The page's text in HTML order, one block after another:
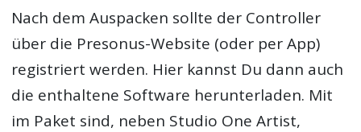
Nach dem Auspacken sollte der Controller
über die Presonus-Website (oder per App)
registriert werden. Hier kannst Du dann auch
die enthaltene Software herunterladen. Mit
im Paket sind, neben Studio One Artist,